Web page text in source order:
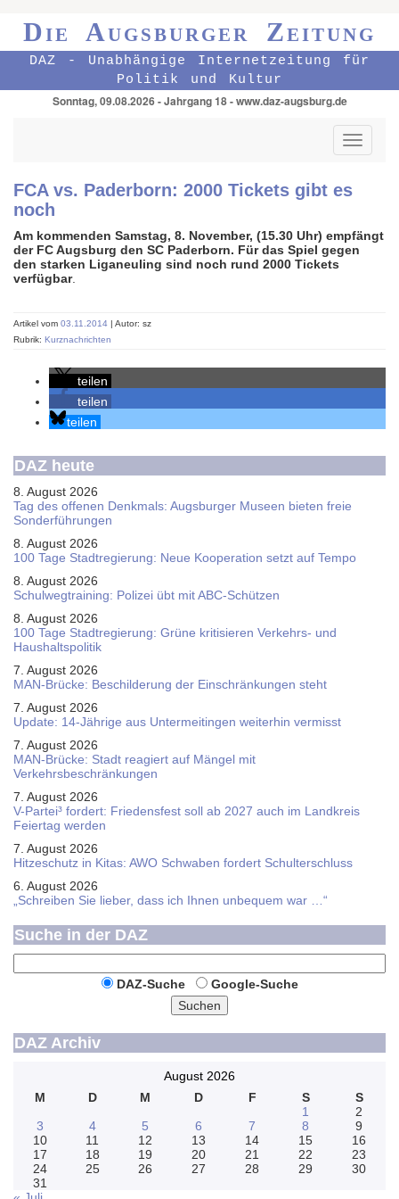
Die Augsburger Zeitung
DAZ - Unabhängige Internetzeitung für
Politik und Kultur
Sonntag, 09.08.2026 - Jahrgang 18 - www.daz-augsburg.de
Toggle
FCA vs. Paderborn: 2000 Tickets gibt es
noch
Am kommenden Samstag, 8. November, (15.30 Uhr) empfängt
der FC Augsburg den SC Paderborn. Für das Spiel gegen
den starken Liganeuling sind noch rund 2000 Tickets
verfügbar.
Artikel vom 03.11.2014 | Autor: sz
Rubrik: Kurznachrichten
teilen
teilen
teilen
DAZ heute
8. August 2026
Tag des offenen Denkmals: Augsburger Museen bieten freie
Sonderführungen
8. August 2026
100 Tage Stadtregierung: Neue Kooperation setzt auf Tempo
8. August 2026
Schul­weg­trai­ning: Poli­zei übt mit ABC-Schüt­zen
8. August 2026
100 Tage Stadtregierung: Grüne kritisieren Verkehrs- und
Haushaltspolitik
7. August 2026
MAN-Brücke: Beschilderung der Einschränkungen steht
7. August 2026
Update: 14-Jährige aus Untermeitingen weiterhin vermisst
7. August 2026
MAN-Brücke: Stadt reagiert auf Mängel mit
Verkehrsbeschränkungen
7. August 2026
V-Partei­³ fordert: Friedens­fest soll ab 2027 auch im Land­kreis
Feier­tag werden
7. August 2026
Hitzeschutz in Kitas: AWO Schwaben fordert Schulterschluss
6. August 2026
„Schreiben Sie lieber, dass ich Ihnen unbequem war …“
Suche in der DAZ
DAZ-Suche
Google-Suche
Suchen
DAZ Archiv
August 2026
M
D M D F S
S
1
2
3
4 5 6 7 8
9
10
11 12 13 14 15
16
17
18 19 20 21 22
23
24
25 26 27 28 29
30
31